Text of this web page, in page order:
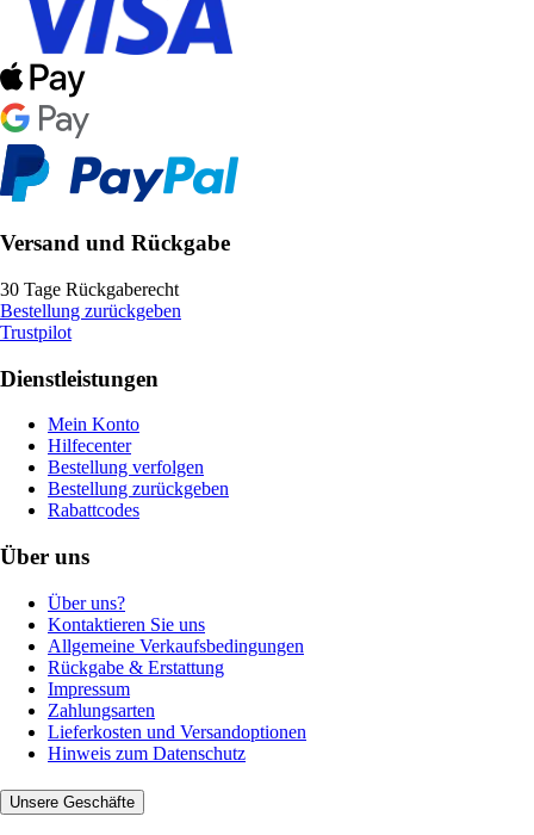
Versand und Rückgabe
30 Tage Rückgaberecht
Bestellung zurückgeben
Trustpilot
Dienstleistungen
Mein Konto
Hilfecenter
Bestellung verfolgen
Bestellung zurückgeben
Rabattcodes
Über uns
Über uns?
Kontaktieren Sie uns
Allgemeine Verkaufsbedingungen
Rückgabe & Erstattung
Impressum
Zahlungsarten
Lieferkosten und Versandoptionen
Hinweis zum Datenschutz
Unsere Geschäfte